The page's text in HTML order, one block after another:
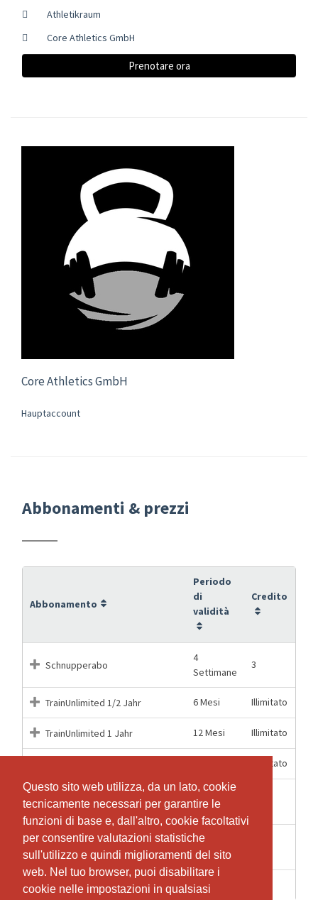
Questo sito web utilizza, da un lato, cookie
tecnicamente necessari per garantire le
funzioni di base e, dall'altro, cookie facoltativi
per consentire valutazioni statistiche
sull'utilizzo e quindi miglioramenti del sito
web. Nel tuo browser, puoi disabilitare i
cookie nelle impostazioni in qualsiasi
Questo sito web utilizza, da un lato, cookie
tecnicamente necessari per garantire le
funzioni di base e, dall'altro, cookie facoltativi
per consentire valutazioni statistiche
sull'utilizzo e quindi miglioramenti del sito
web. Nel tuo browser, puoi disabilitare i
cookie nelle impostazioni in qualsiasi
Athletikraum
Core Athletics GmbH
Prenotare ora
Core Athletics GmbH
Hauptaccount
Abbonamenti & prezzi
Abbonamento
Periodo
di
validità
Credito
Schnupperabo
4
Settimane
3
TrainUnlimited 1/2 Jahr 6 Mesi Illimitato
TrainUnlimited 1 Jahr 12 Mesi Illimitato
Illimitato
TrainUnlimited Eintrittsblock 10-
er
12 Mesi
TrainUnlimited Eintrittsblock 5-
er
TrainUnlimited Einzeleintritt 1 Mesi